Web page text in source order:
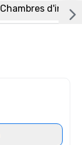
Chambres